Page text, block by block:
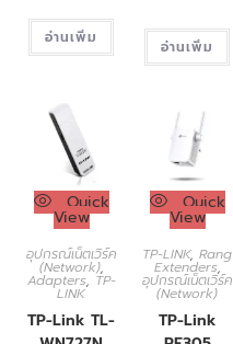
อ่านเพิ่ม อ่านเพิ่ม
Quick
View
อุปกรณ์เน็ตเวิร์ค
(Network),
Adapters, TP-
LINK
TP-Link TL-
Quick
View
TP-LINK,Rang
Extenders,
อุปกรณ์เน็ตเวิร์ค
(Network)
TP-Link